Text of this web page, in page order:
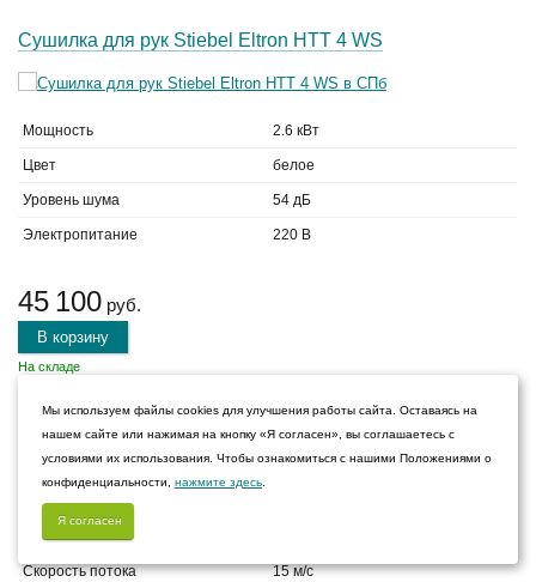
Сушилка для рук Stiebel Eltron HTT 4 WS
Мощность 2.6 кВт
Цвет белое
Уровень шума 54 дБ
Электропитание 220 В
45 100 руб.
В корзину
На складе
Сушилка для рук BXG 120
Мощность
Скорость потока 15 м/с
Мы используем файлы cookies для улучшения работы сайта. Оставаясь на
нашем сайте или нажимая на кнопку «Я согласен», вы соглашаетесь с
условиями их использования. Чтобы ознакомиться с нашими Положениями о
конфиденциальности, нажмите здесь
Я согласен